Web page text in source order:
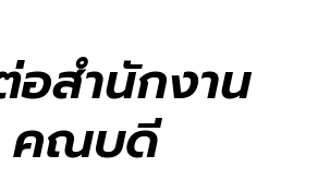
สำนักงาน
คณบดี